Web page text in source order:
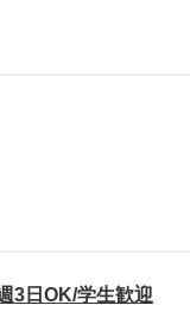
3日OK/学生歓迎